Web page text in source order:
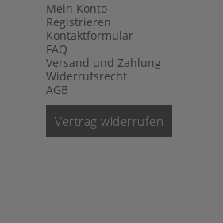
Mein Konto
Registrieren
Kontaktformular
FAQ
Versand und Zahlung
Widerrufsrecht
AGB
Vertrag widerrufen